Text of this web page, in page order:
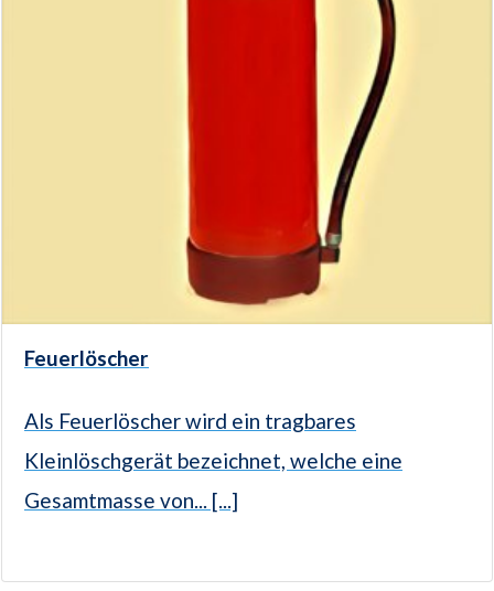
Feuerlöscher
Als Feuerlöscher wird ein tragbares
Kleinlöschgerät bezeichnet, welche eine
Gesamtmasse von... [...]